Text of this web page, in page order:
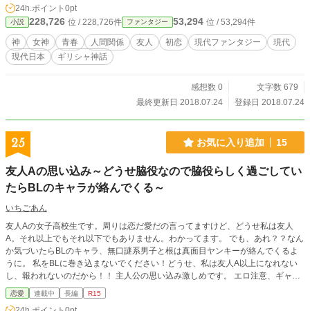
24h.ポイント 0pt
小説 228,726 位 / 228,726件 ファンタジー 53,294 位 / 53,294件
神 女神 青春 人間関係 友人 初恋 現代ファンタジー
現代
現代日本
ギリシャ神話
感想数 0
文字数 679
最終更新日 2018.07.24
登録日 2018.07.24
25 お気に入り追加 15
友人Aの思い込み～どうせ脇役なので脇役らしく過ごしてい
たらBLのキャラが絡んでくる～
いちごあん
友人Aの女子高校生です。周りは恋だ愛だの言ってますけど、どうせ私は友人
A。それ以上でもそれ以下でもありません。わかってます。 でも、あれ？？なん
か気づいたらBLのキャラ、無口謎系男子と根は真面目ヤンキーが絡んでくるよ
うに。 私をBLに巻き込まないでください！どうせ、私は友人A以上になれない
し、報われないのだから！！ 主人公の思い込み激しめです。 エロ注意、ギャグ
あり、BL割とガッツリあり、ラブコメです。
恋愛 連載中 長編 R15